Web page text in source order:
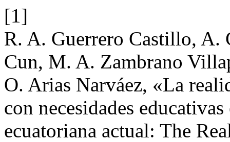
[1]
R. A. Guerrero Castillo, A.
Cun, M. A. Zambrano
O. Arias Narváez, «La
con necesidades
ecuatoriana actual: The